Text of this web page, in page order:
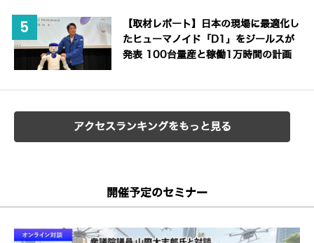
【取材レポート】日本の現場に最適化し
たヒューマノイド「D1」をジールスが
発表 100台量産と稼働1万時間の計画
アクセスランキングをもっと見る
開催予定のセミナー